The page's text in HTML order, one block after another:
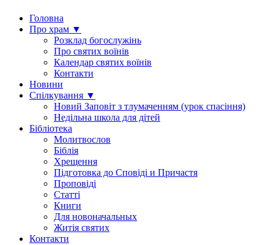
Головна
Про храм ▼
Розклад богослужінь
Про святих воїнів
Календар святих воїнів
Контакти
Новини
Спілкування ▼
Новий Заповіт з тлумаченням (урок спасіння)
Недільна школа для дітей
Бібліотека
Молитвослов
Біблія
Хрещення
Підготовка до Сповіді и Причастя
Проповіді
Статті
Книги
Для новоначальных
Житія святих
Контакти